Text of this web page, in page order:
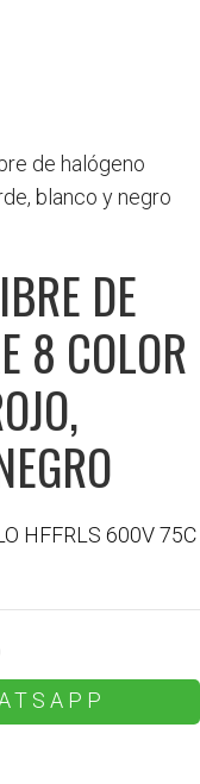
de halógeno
blanco y negro
DE
8 COLOR
HFFRLS 600V 75C